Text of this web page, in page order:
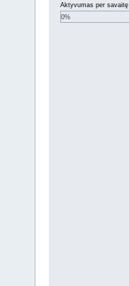
Aktyvumas per savaitę
0%